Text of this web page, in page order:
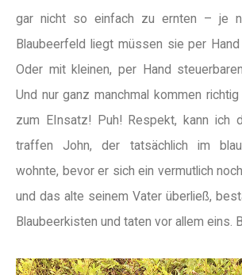
gar nicht so einfach zu ernten – je
Blaubeerfeld liegt müssen sie per
Oder mit kleinen, per Hand
Und nur ganz manchmal kommen
zum EInsatz! Puh! Respekt, kann ich
traffen John, der tatsächlich im
wohnte, bevor er sich ein vermutlich
und das alte seinem Vater überließ,
Blaubeerkisten und taten vor allem eins.